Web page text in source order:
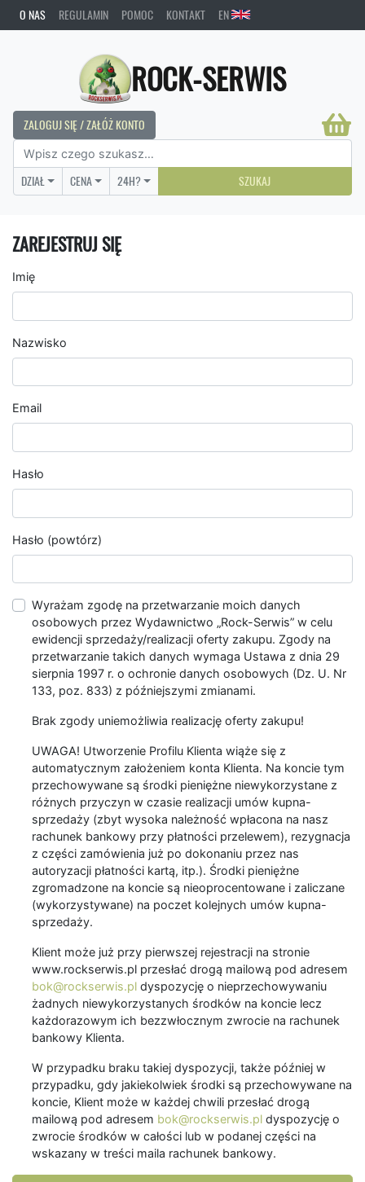
O NAS REGULAMIN POMOC KONTAKT EN
ROCK-SERWIS
ZALOGUJ SIĘ / ZAŁÓŻ KONTO
DZIAŁ CENA 24H? SZUKAJ
ZAREJESTRUJ SIĘ
Imię
Nazwisko
Email
Hasło
Hasło (powtórz)
Wyrażam zgodę na przetwarzanie moich danych
osobowych przez Wydawnictwo „Rock-Serwis” w celu
ewidencji sprzedaży/realizacji oferty zakupu. Zgody na
przetwarzanie takich danych wymaga Ustawa z dnia 29
sierpnia 1997 r. o ochronie danych osobowych (Dz. U. Nr
133, poz. 833) z późniejszymi zmianami.
Brak zgody uniemożliwia realizację oferty zakupu!
UWAGA! Utworzenie Profilu Klienta wiąże się z
automatycznym założeniem konta Klienta. Na koncie tym
przechowywane są środki pieniężne niewykorzystane z
różnych przyczyn w czasie realizacji umów kupna-
sprzedaży (zbyt wysoka należność wpłacona na nasz
rachunek bankowy przy płatności przelewem), rezygnacja
z części zamówienia już po dokonaniu przez nas
autoryzacji płatności kartą, itp.). Środki pieniężne
zgromadzone na koncie są nieoprocentowane i zaliczane
(wykorzystywane) na poczet kolejnych umów kupna-
sprzedaży.
Klient może już przy pierwszej rejestracji na stronie
www.rockserwis.pl przesłać drogą mailową pod adresem
bok@rockserwis.pl dyspozycję o nieprzechowywaniu
żadnych niewykorzystanych środków na koncie lecz
każdorazowym ich bezzwłocznym zwrocie na rachunek
bankowy Klienta.
W przypadku braku takiej dyspozycji, także później w
przypadku, gdy jakiekolwiek środki są przechowywane na
koncie, Klient może w każdej chwili przesłać drogą
mailową pod adresem bok@rockserwis.pl dyspozycję o
zwrocie środków w całości lub w podanej części na
wskazany w treści maila rachunek bankowy.